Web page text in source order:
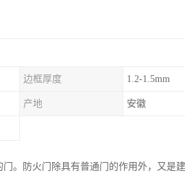
边框厚度 1.2-1.5mm
产地 安徽
。防火门除具有普通门的作用外，又是